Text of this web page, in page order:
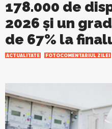
178.000 de
2026 și un
de 67% la
ACTUALITATE FOTOCOMENTARIUL ZILEI